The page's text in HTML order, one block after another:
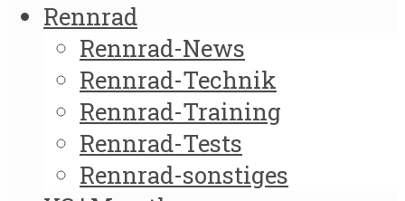
Rennrad
Rennrad-News
Rennrad-Technik
Rennrad-Training
Rennrad-Tests
Rennrad-sonstiges